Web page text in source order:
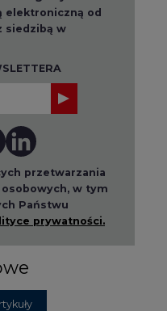
elektroniczną od
siedzibą w
przetwarzania
w tym
Państwu
prywatności.